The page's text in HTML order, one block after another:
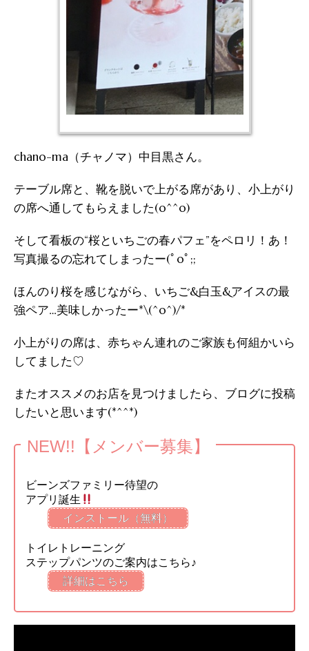
chano-ma（チャノマ）中目黒さん。
テーブル席と、靴を脱いで上がる席があり、小上がり
の席へ通してもらえました(o^^o)
そして看板の“桜といちごの春パフェ”をペロリ！あ！
写真撮るの忘れてしまったー(ﾟoﾟ;;
ほんのり桜を感じながら、いちご&白玉&アイスの最
強ペア…美味しかったー*\(^o^)/*
小上がりの席は、赤ちゃん連れのご家族も何組かいら
してました♡
またオススメのお店を見つけましたら、ブログに投稿
したいと思います(*^^*)
NEW!!【メンバー募集】
ビーンズファミリー待望の
アプリ誕生
インストール（無料）
トイレトレーニング
ステップパンツのご案内はこちら♪
詳細はこちら